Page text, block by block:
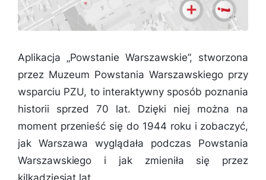
Aplikacja „Powstanie Warszawskie”, stworzona
przez Muzeum Powstania Warszawskiego przy
wsparciu PZU, to interaktywny sposób poznania
historii sprzed 70 lat. Dzięki niej można na
moment przenieść się do 1944 roku i zobaczyć,
jak Warszawa wyglądała podczas Powstania
Warszawskiego i jak zmieniła się przez